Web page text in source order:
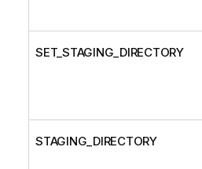
SET_STAGING_DIRECTORY
STAGING_DIRECTORY